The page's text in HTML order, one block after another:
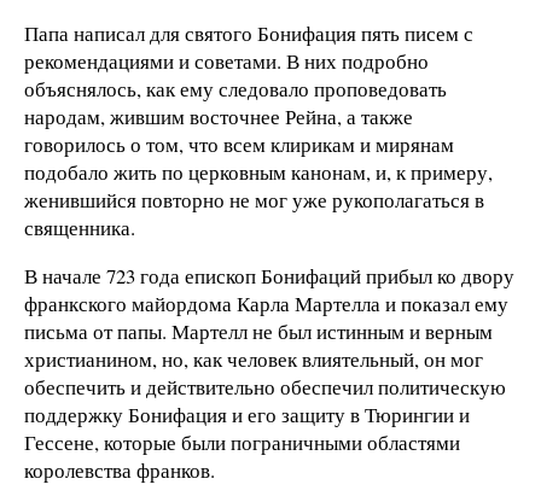
Папа написал для святого Бонифация пять писем с
рекомендациями и советами. В них подробно
объяснялось, как ему следовало проповедовать
народам, жившим восточнее Рейна, а также
говорилось о том, что всем клирикам и мирянам
подобало жить по церковным канонам, и, к примеру,
женившийся повторно не мог уже рукополагаться в
священника.
В начале 723 года епископ Бонифаций прибыл ко двору
франкского майордома Карла Мартелла и показал ему
письма от папы. Мартелл не был истинным и верным
христианином, но, как человек влиятельный, он мог
обеспечить и действительно обеспечил политическую
поддержку Бонифация и его защиту в Тюрингии и
Гессене, которые были пограничными областями
королевства франков.